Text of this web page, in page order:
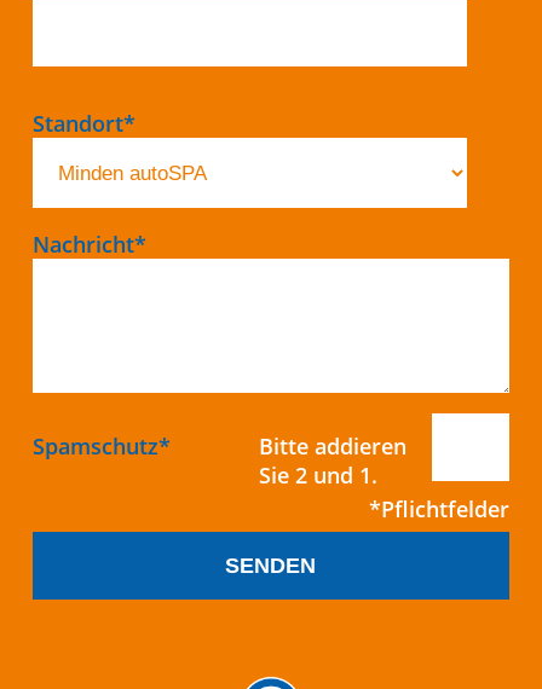
Pflichtfeld
Standort*
Pflichtfeld
Nachricht*
SENDEN
Pflichtfeld
Spamschutz*
Bitte addieren
Sie 2 und 1.